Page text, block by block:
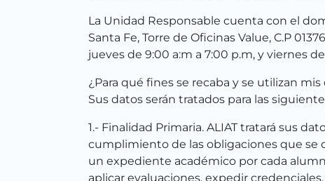
La Unidad Responsable cuenta con el
Santa Fe, Torre de Oficinas Value, C.P
jueves de 9:00 a:m a 7:00 p.m, y viernes
¿Para qué fines se recaba y se utilizan
Sus datos serán tratados para las
1.- Finalidad Primaria. ALIAT tratará sus
cumplimiento de las obligaciones que se
un expediente académico por cada
aplicar evaluaciones, expedir